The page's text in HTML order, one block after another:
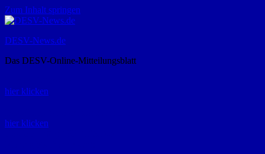
Zum Inhalt springen
DESV-News.de
Das DESV-Online-Mitteilungsblatt
hier klicken
hier klicken